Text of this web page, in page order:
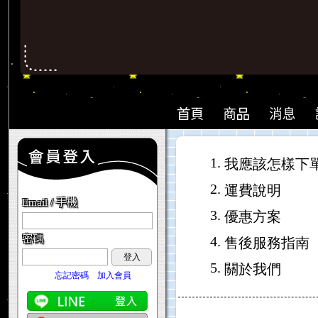
Email / 手機
密碼
登入
忘記密碼
加入會員
1. 我應該怎樣下
2. 運費說明
3. 優惠方案
4. 售後服務指南
5. 關於我們